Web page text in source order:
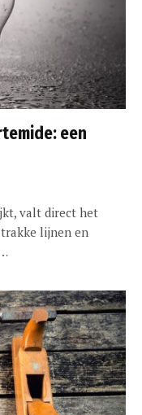
een
valt direct het
lijnen en